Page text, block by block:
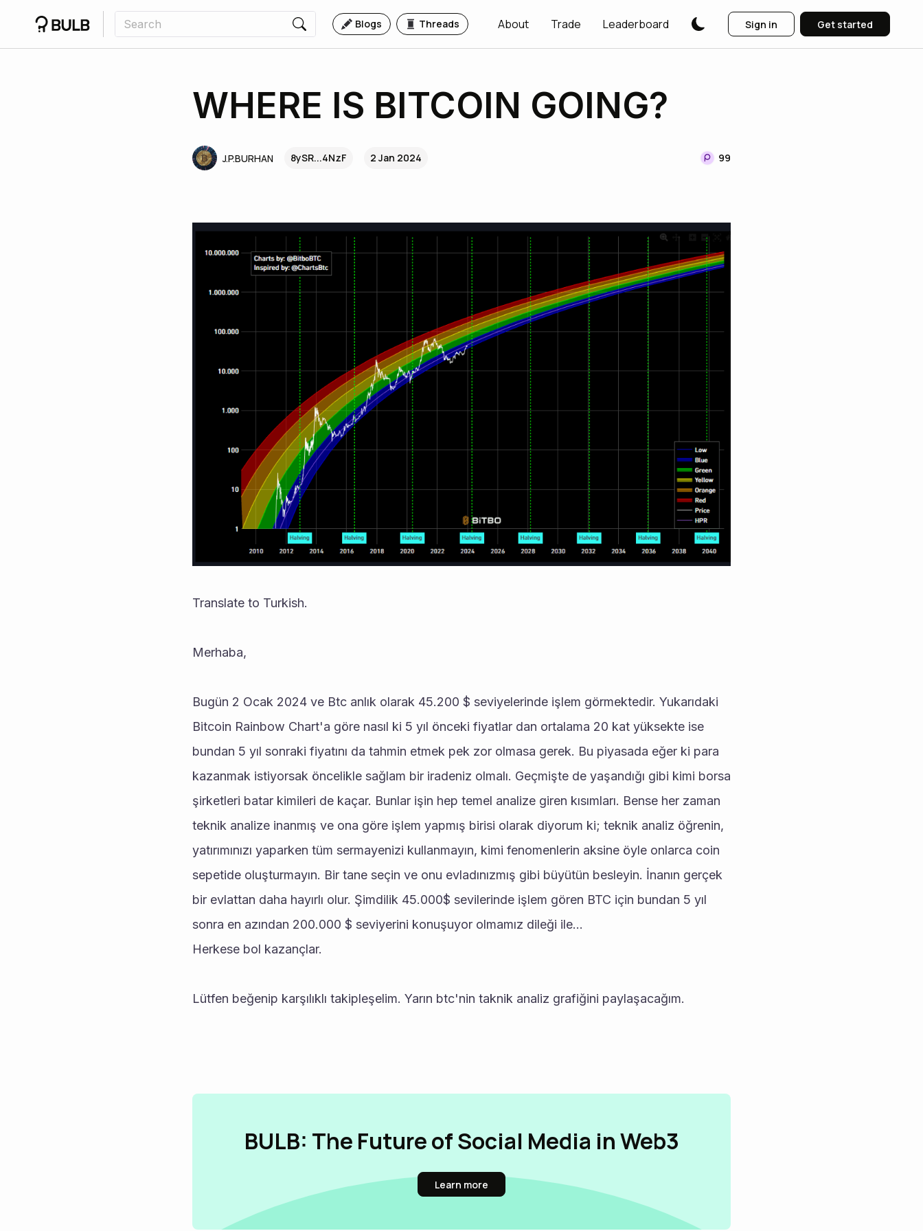
Blogs Threads About Trade Leaderboard Sign in Get started
WHERE IS BITCOIN GOING?
J.P.BURHAN 8ySR...4NzF 2 Jan 2024 99
Translate to Turkish.
Merhaba,
Bugün 2 Ocak 2024 ve Btc anlık olarak 45.200 $ seviyelerinde işlem görmektedir. Yukarıdaki
Bitcoin Rainbow Chart'a göre nasıl ki 5 yıl önceki fiyatlar dan ortalama 20 kat yüksekte ise
bundan 5 yıl sonraki fiyatını da tahmin etmek pek zor olmasa gerek. Bu piyasada eğer ki para
kazanmak istiyorsak öncelikle sağlam bir iradeniz olmalı. Geçmişte de yaşandığı gibi kimi borsa
şirketleri batar kimileri de kaçar. Bunlar işin hep temel analize giren kısımları. Bense her zaman
teknik analize inanmış ve ona göre işlem yapmış birisi olarak diyorum ki; teknik analiz öğrenin,
yatırımınızı yaparken tüm sermayenizi kullanmayın, kimi fenomenlerin aksine öyle onlarca coin
sepetide oluşturmayın. Bir tane seçin ve onu evladınızmış gibi büyütün besleyin. İnanın gerçek
bir evlattan daha hayırlı olur. Şimdilik 45.000$ sevilerinde işlem gören BTC için bundan 5 yıl
sonra en azından 200.000 $ seviyerini konuşuyor olmamız dileği ile...
Herkese bol kazançlar.
Lütfen beğenip karşılıklı takipleşelim. Yarın btc'nin taknik analiz grafiğini paylaşacağım.
BULB: The Future of Social Media in Web3
Learn more